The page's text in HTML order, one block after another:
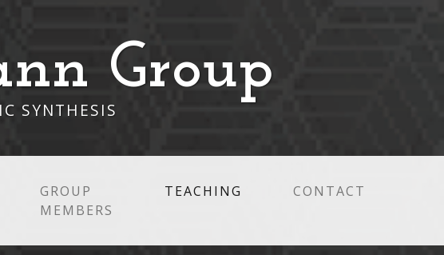
Group
SYNTHESIS
GROUP
MEMBERS
TEACHING (CURRENT)CONTACT